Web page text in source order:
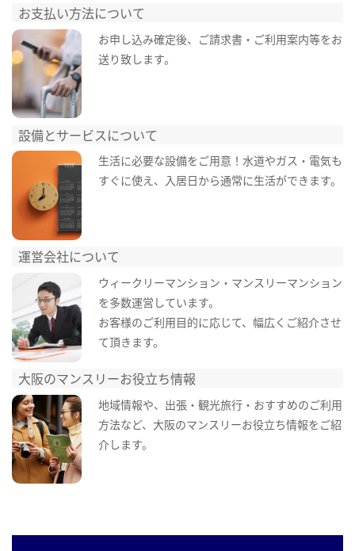
お支払い方法について
お申し込み確定後、ご請求書・ご利用案内等をお
送り致します。
設備とサービスについて
生活に必要な設備をご用意！水道やガス・電気も
すぐに使え、入居日から通常に生活ができます。
運営会社について
ウィークリーマンション・マンスリーマンション
を多数運営しています。
お客様のご利用目的に応じて、幅広くご紹介させ
て頂きます。
大阪のマンスリーお役立ち情報
地域情報や、出張・観光旅行・おすすめのご利用
方法など、大阪のマンスリーお役立ち情報をご紹
介します。